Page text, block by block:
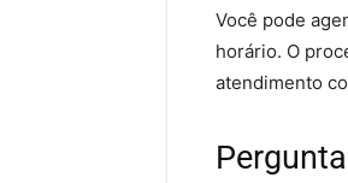
Você pode
horário. O
atendimento